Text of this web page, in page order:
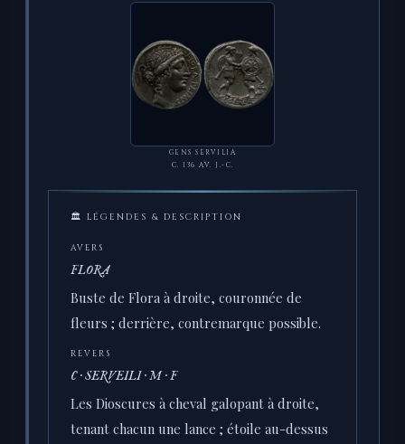
GENS SERVILIA
C. 136 AV. J.-C.
🏛 LÉGENDES & DESCRIPTION
AVERS
FLORA
Buste de Flora à droite, couronnée de
fleurs ; derrière, contremarque possible.
REVERS
C · SERVEILI · M · F
Les Dioscures à cheval galopant à droite,
tenant chacun une lance ; étoile au-dessus